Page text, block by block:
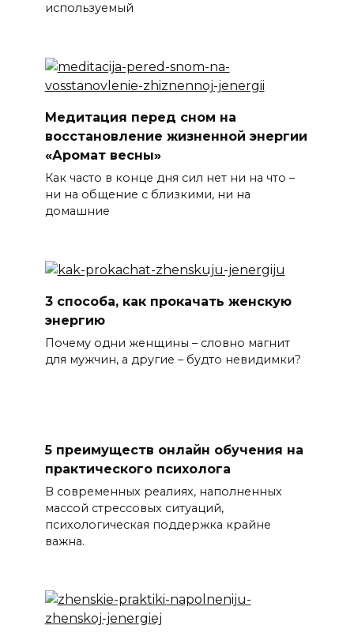
используемый
Медитация перед сном на
восстановление жизненной энергии
«Аромат весны»
Как часто в конце дня сил нет ни на что –
ни на общение с близкими, ни на
домашние
3 способа, как прокачать женскую
энергию
Почему одни женщины – словно магнит
для мужчин, а другие – будто невидимки?
5 преимуществ онлайн обучения на
практического психолога
В современных реалиях, наполненных
массой стрессовых ситуаций,
психологическая поддержка крайне
важна.